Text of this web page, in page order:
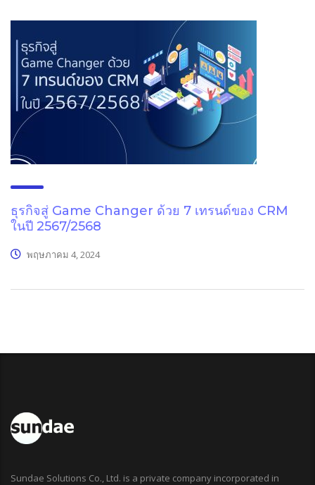
ธุรกิจสู่ Game Changer ด้วย 7 เทรนด์ของ CRM
ในปี 2567/2568
พฤษภาคม 4, 2024
Sundae Solutions Co., Ltd. is a private company incorporated in